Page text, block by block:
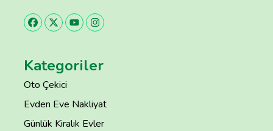
Kategoriler
Oto Çekici
Evden Eve Nakliyat
Günlük Kiralık Evler